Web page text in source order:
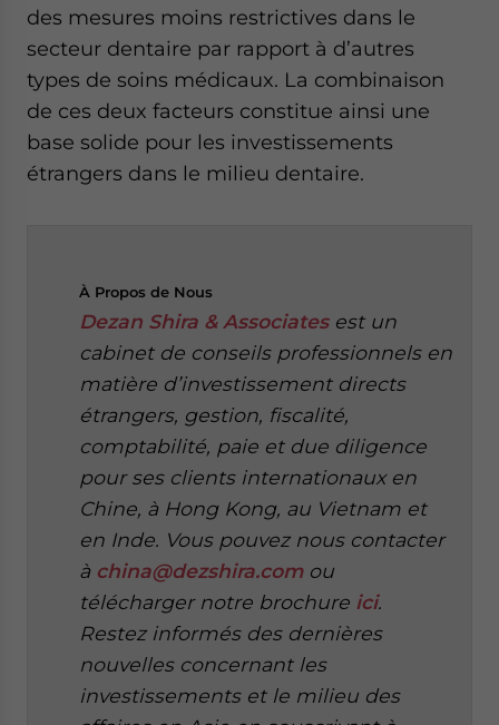
des mesures moins restrictives dans le
secteur dentaire par rapport à d’autres
types de soins médicaux. La combinaison
de ces deux facteurs constitue ainsi une
base solide pour les investissements
étrangers dans le milieu dentaire.
À Propos de Nous
Dezan Shira & Associatesest un
cabinet de conseils professionnels en
matière d’investissement directs
étrangers, gestion, fiscalité,
comptabilité, paie et due diligence
pour ses clients internationaux en
Chine, à Hong Kong, au Vietnam et
en Inde. Vous pouvez nous contacter
à china@dezshira.comou
télécharger notre brochure ici.
Restez informés des dernières
nouvelles concernant les
investissements et le milieu des